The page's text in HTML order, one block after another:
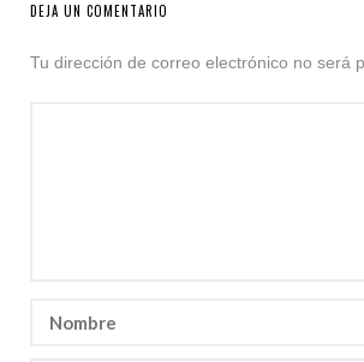
DEJA UN COMENTARIO
Tu dirección de correo electrónico no será